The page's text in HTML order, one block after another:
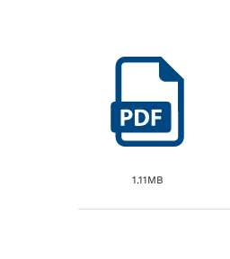
1.11MB